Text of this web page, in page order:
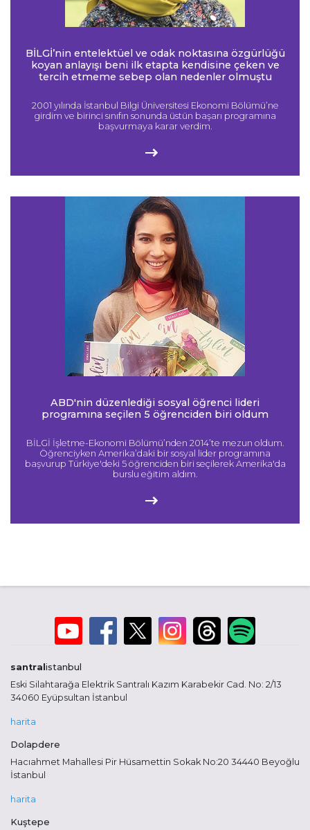
BİLGİ’nin entelektüel ve odak noktasına özgürlüğü
koyan anlayışı beni ilk etapta kendisine çeken ve
tercih etmeme sebep olan nedenler olmuştu
2001 yılında İstanbul Bilgi Üniversitesi Ekonomi Bölümü’ne
girdim ve birinci sınıfın sonunda üstün başarı programına
başvurmaya karar verdim.
ABD'nin düzenlediği sosyal öğrenci lideri
programına seçilen 5 öğrenciden biri oldum
BİLGİ İşletme-Ekonomi Bölümü’nden 2014’te mezun oldum.
Öğrenciyken Amerika’daki bir sosyal lider programına
başvurup Türkiye'deki 5 öğrenciden biri seçilerek Amerika'da
burslu eğitim aldım.
santralistanbul
Eski Silahtarağa Elektrik Santralı Kazım Karabekir Cad. No: 2/13
34060 Eyüpsultan İstanbul
harita
Dolapdere
Hacıahmet Mahallesi Pir Hüsamettin Sokak No:20 34440 Beyoğlu
İstanbul
harita
Kuştepe